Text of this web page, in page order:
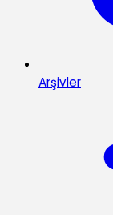
Arşivler